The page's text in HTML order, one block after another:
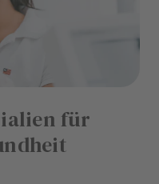
für